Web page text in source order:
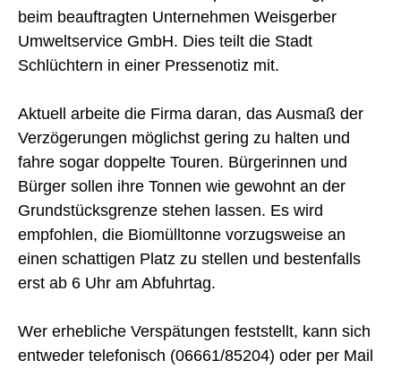
beim beauftragten Unternehmen Weisgerber
Umweltservice GmbH. Dies teilt die Stadt
Schlüchtern in einer Pressenotiz mit.
Aktuell arbeite die Firma daran, das Ausmaß der
Verzögerungen möglichst gering zu halten und
fahre sogar doppelte Touren. Bürgerinnen und
Bürger sollen ihre Tonnen wie gewohnt an der
Grundstücksgrenze stehen lassen. Es wird
empfohlen, die Biomülltonne vorzugsweise an
einen schattigen Platz zu stellen und bestenfalls
erst ab 6 Uhr am Abfuhrtag.
Wer erhebliche Verspätungen feststellt, kann sich
entweder telefonisch (06661/85204) oder per Mail